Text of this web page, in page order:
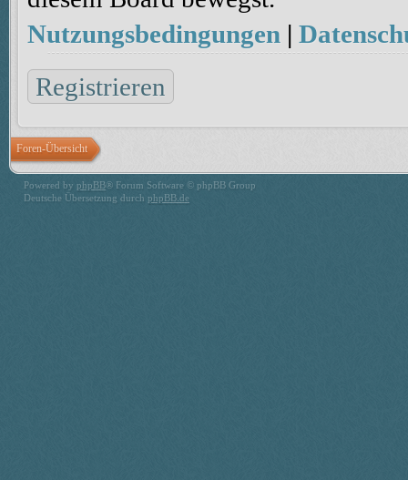
Nutzungsbedingungen |
Registrieren
Foren-Übersicht
Powered by phpBB® Forum Software © phpBB Group
Deutsche Übersetzung durch phpBB.de